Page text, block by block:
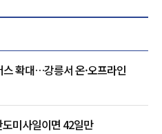
확대…강릉서 온·오프라인
미사일이면 42일만